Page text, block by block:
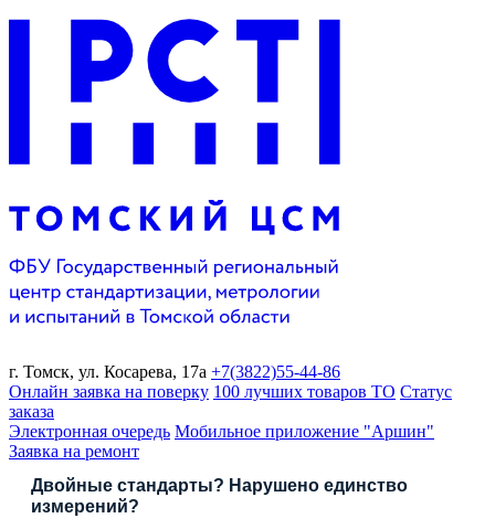
г. Томск, ул. Косарева, 17а +7(3822)55-44-86
Онлайн заявка на поверку 100 лучших товаров ТО Статус
заказа
Электронная очередь Мобильное приложение "Аршин"
Заявка на ремонт
Двойные стандарты? Нарушено единство
измерений?